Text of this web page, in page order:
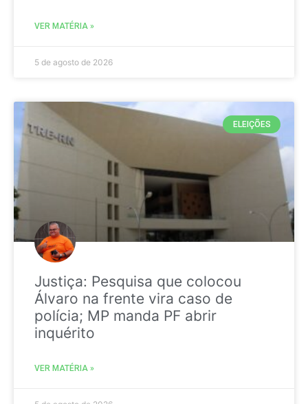
VER MATÉRIA »
5 de agosto de 2026
ELEIÇÕES
Justiça: Pesquisa que colocou
Álvaro na frente vira caso de
polícia; MP manda PF abrir
inquérito
VER MATÉRIA »